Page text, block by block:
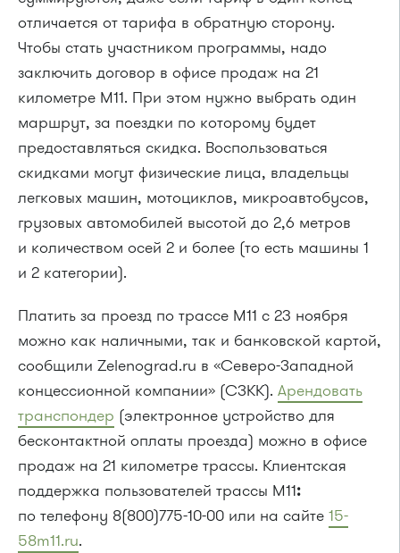
отличается от тарифа в обратную сторону.
Чтобы стать участником программы, надо
заключить договор в офисе продаж на 21
километре М11. При этом нужно выбрать один
маршрут, за поездки по которому будет
предоставляться скидка. Воспользоваться
скидками могут физические лица, владельцы
легковых машин, мотоциклов, микроавтобусов,
грузовых автомобилей высотой до 2,6 метров
и количеством осей 2 и более (то есть машины 1
и 2 категории).
Платить за проезд по трассе М11 с 23 ноября
можно как наличными, так и банковской картой,
сообщили Zelenograd.ru в «Северо-Западной
концессионной компании» (СЗКК). Арендовать
транспондер (электронное устройство для
бесконтактной оплаты проезда) можно в офисе
продаж на 21 километре трассы. Клиентская
поддержка пользователей трассы М11:
по телефону 8(800)775-10-00 или на сайте 15-
58m11.ru.